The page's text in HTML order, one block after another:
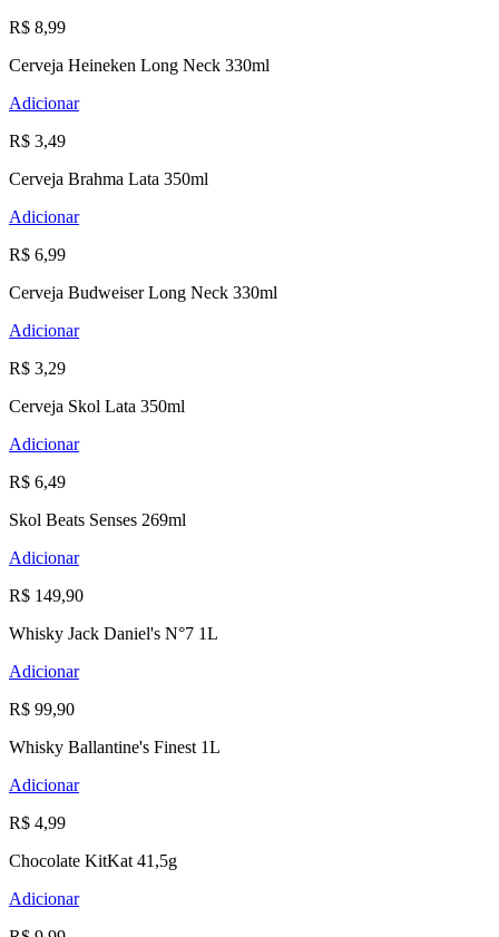
R$ 8,99
Cerveja Heineken Long Neck 330ml
Adicionar
R$ 3,49
Cerveja Brahma Lata 350ml
Adicionar
R$ 6,99
Cerveja Budweiser Long Neck 330ml
Adicionar
R$ 3,29
Cerveja Skol Lata 350ml
Adicionar
R$ 6,49
Skol Beats Senses 269ml
Adicionar
R$ 149,90
Whisky Jack Daniel's N°7 1L
Adicionar
R$ 99,90
Whisky Ballantine's Finest 1L
Adicionar
R$ 4,99
Chocolate KitKat 41,5g
Adicionar